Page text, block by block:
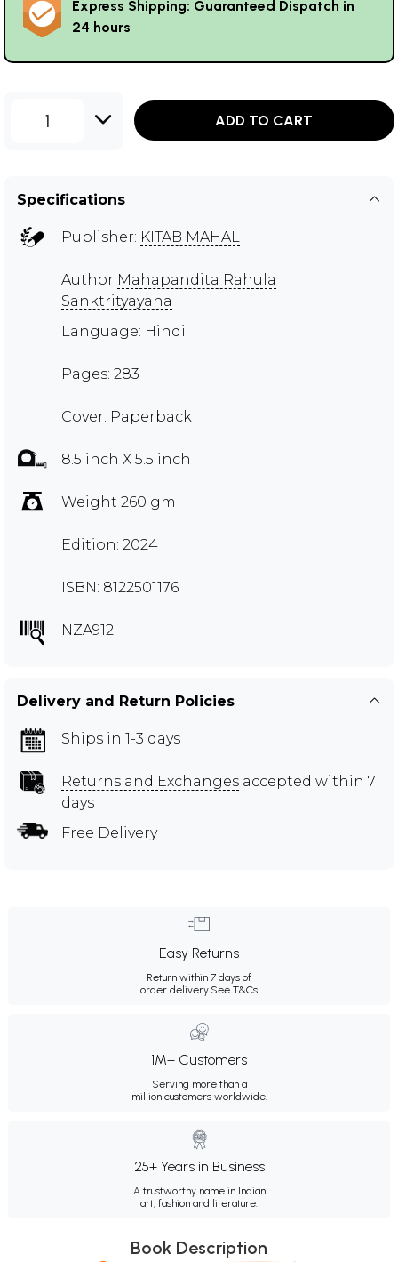
Express Shipping: Guaranteed Dispatch in
24 hours
1 ADD TO CART
Specifications
Publisher: KITAB MAHAL
Author Mahapandita Rahula
Sanktrityayana
Language: Hindi
Pages: 283
Cover: Paperback
8.5 inch X 5.5 inch
Weight 260 gm
Edition: 2024
ISBN: 8122501176
NZA912
Delivery and Return Policies
Ships in 1-3 days
Returns and Exchanges accepted within 7
days
Free Delivery
Easy Returns
Return within 7 days of
order delivery.See T&Cs
1M+ Customers
Serving more than a
million customers worldwide.
25+ Years in Business
A trustworthy name in Indian
art, fashion and literature.
Book Description